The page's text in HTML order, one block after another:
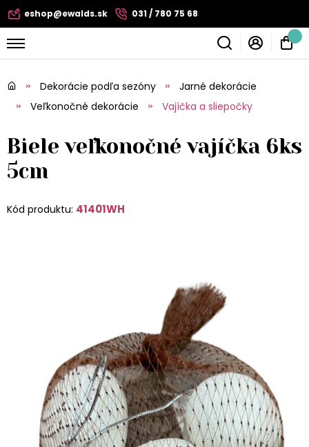
eshop@ewalds.sk 031 / 780 75 68
Dekorácie podľa sezóny
Jarné dekorácie
Veľkonočné dekorácie
Vajíčka a sliepočky
Biele veľkonočné vajíčka 6ks
5cm
Kód produktu: 41401WH